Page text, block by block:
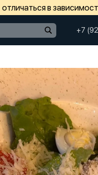
в
+7